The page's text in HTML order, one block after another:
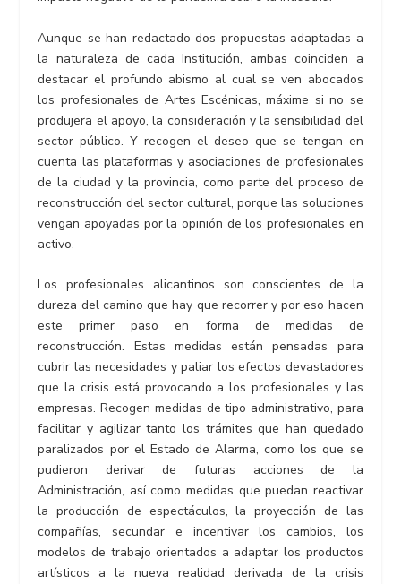
Aunque se han redactado dos propuestas adaptadas a
la naturaleza de cada Institución, ambas coinciden a
destacar el profundo abismo al cual se ven abocados
los profesionales de Artes Escénicas, máxime si no se
produjera el apoyo, la consideración y la sensibilidad del
sector público. Y recogen el deseo que se tengan en
cuenta las plataformas y asociaciones de profesionales
de la ciudad y la provincia, como parte del proceso de
reconstrucción del sector cultural, porque las soluciones
vengan apoyadas por la opinión de los profesionales en
activo.
Los profesionales alicantinos son conscientes de la
dureza del camino que hay que recorrer y por eso hacen
este primer paso en forma de medidas de
reconstrucción. Estas medidas están pensadas para
cubrir las necesidades y paliar los efectos devastadores
que la crisis está provocando a los profesionales y las
empresas. Recogen medidas de tipo administrativo, para
facilitar y agilizar tanto los trámites que han quedado
paralizados por el Estado de Alarma, como los que se
pudieron derivar de futuras acciones de la
Administración, así como medidas que puedan reactivar
la producción de espectáculos, la proyección de las
compañías, secundar e incentivar los cambios, los
modelos de trabajo orientados a adaptar los productos
artísticos a la nueva realidad derivada de la crisis